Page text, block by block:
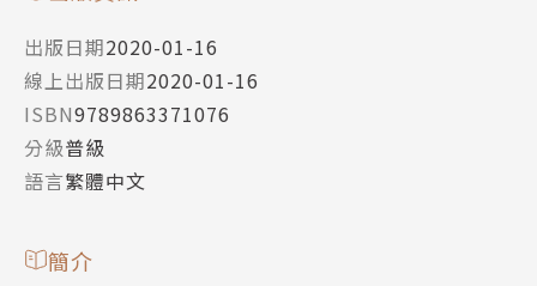
出版日期2020-01-16
線上出版日期2020-01-16
ISBN9789863371076
分級普級
語言繁體中文
簡介